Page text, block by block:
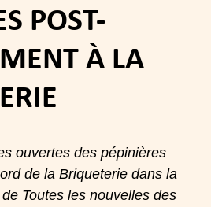
POST-
À LA
ouvertes des pépinières
de la Briqueterie dans la
Toutes les nouvelles des